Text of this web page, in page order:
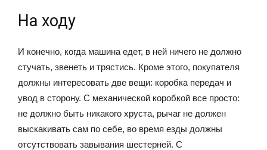
На ходу
И конечно, когда машина едет, в ней ничего не должно
стучать, звенеть и трястись. Кроме этого, покупателя
должны интересовать две вещи: коробка передач и
увод в сторону. С механической коробкой все просто:
не должно быть никакого хруста, рычаг не должен
выскакивать сам по себе, во время езды должны
отсутствовать завывания шестерней. С